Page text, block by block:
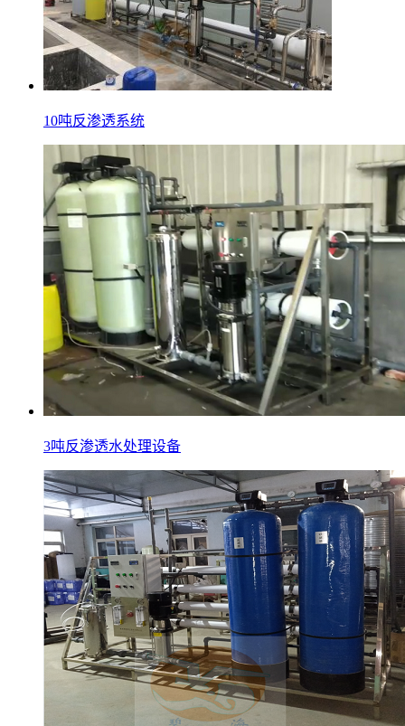
10吨反渗透系统
3吨反渗透水处理设备